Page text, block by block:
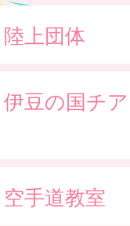
上団体
伊豆の国チ
手道教室